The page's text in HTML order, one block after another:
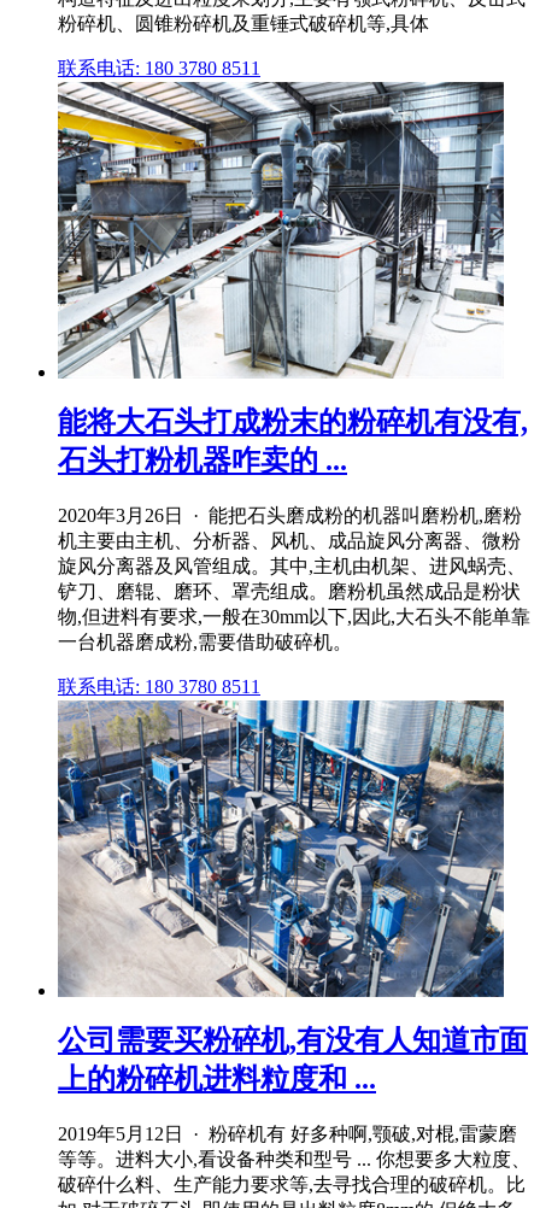
粉碎机、圆锥粉碎机及重锤式破碎机等,具体
联系电话: 180 3780 8511
能将大石头打成粉末的粉碎机有没有,
石头打粉机器咋卖的 ...
2020年3月26日 · 能把石头磨成粉的机器叫磨粉机,磨粉
机主要由主机、分析器、风机、成品旋风分离器、微粉
旋风分离器及风管组成。其中,主机由机架、进风蜗壳、
铲刀、磨辊、磨环、罩壳组成。磨粉机虽然成品是粉状
物,但进料有要求,一般在30mm以下,因此,大石头不能单靠
一台机器磨成粉,需要借助破碎机。
联系电话: 180 3780 8511
公司需要买粉碎机,有没有人知道市面
上的粉碎机进料粒度和 ...
2019年5月12日 · 粉碎机有 好多种啊,颚破,对棍,雷蒙磨
等等。进料大小,看设备种类和型号 ... 你想要多大粒度、
破碎什么料、生产能力要求等,去寻找合理的破碎机。比